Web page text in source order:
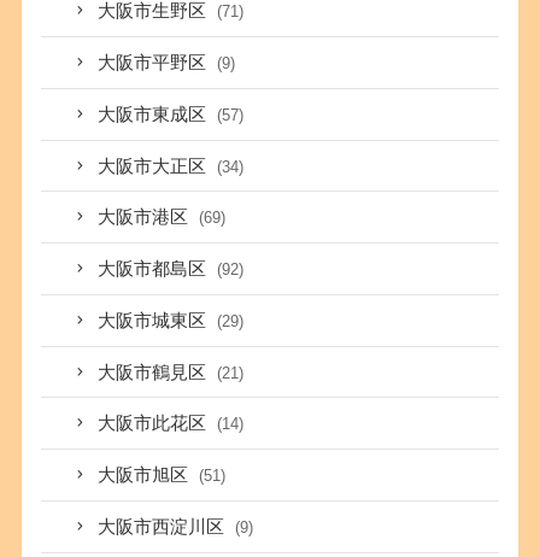
大阪市生野区 (71)
大阪市平野区 (9)
大阪市東成区 (57)
大阪市大正区 (34)
大阪市港区 (69)
大阪市都島区 (92)
大阪市城東区 (29)
大阪市鶴見区 (21)
大阪市此花区 (14)
大阪市旭区 (51)
大阪市西淀川区 (9)